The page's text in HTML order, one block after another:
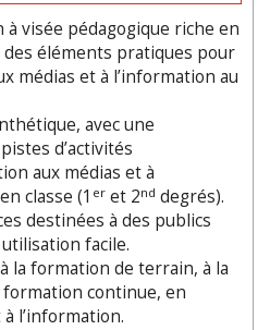
visée pédagogique riche en
éléments pratiques pour
médias et à l’information au
avec une
d’activités
aux médias et à
classe (1 er et 2nd degrés).
destinées à des publics
facile.
la formation de terrain, à la
continue, en
l’information.